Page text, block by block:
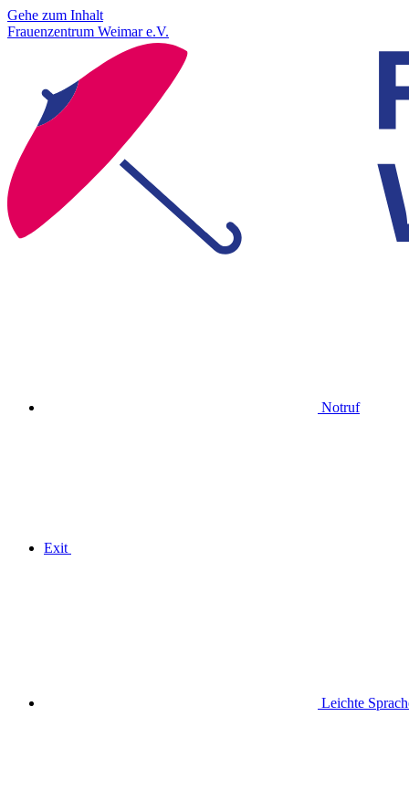
Gehe zum Inhalt
Frauenzentrum Weimar e.V.
Notruf
Exit
Leichte